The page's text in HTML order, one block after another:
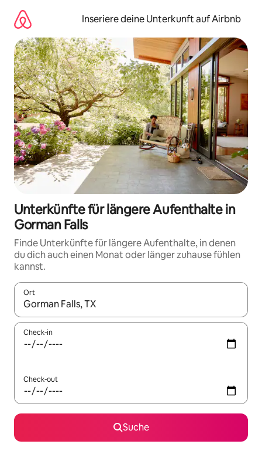
Inhalten
springen
Inseriere deine Unterkunft auf Airbnb
Unterkünfte für längere Aufenthalte in
Gorman Falls
Finde Unterkünfte für längere Aufenthalte, in denen
du dich auch einen Monat oder länger zuhause fühlen
kannst.
Ort
Wenn Ergebnisse verfügbar sind, navigiere mit den
Check-in
Check-out
Suche